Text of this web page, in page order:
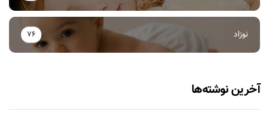
نوزاد 76
آخرین نوشته‌ها